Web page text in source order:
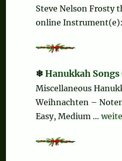
Steve Nelson Frosty
online
Hanukkah
Miscellaneous
Weihnachten –
Easy, Medium …